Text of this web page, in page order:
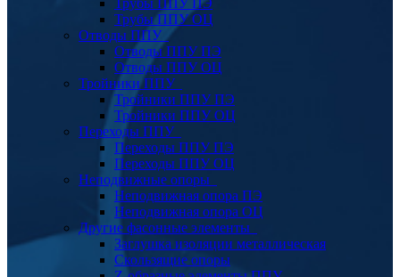
Трубы ППУ ПЭ
Трубы ППУ ОЦ
Отводы ППУ
Отводы ППУ ПЭ
Отводы ППУ ОЦ
Тройники ППУ
Тройники ППУ ПЭ
Тройники ППУ ОЦ
Переходы ППУ
Переходы ППУ ПЭ
Переходы ППУ ОЦ
Неподвижные опоры
Неподвижная опора ПЭ
Неподвижная опора ОЦ
Другие фасонные элементы
Заглушка изоляции металлическая
Скользящие опоры